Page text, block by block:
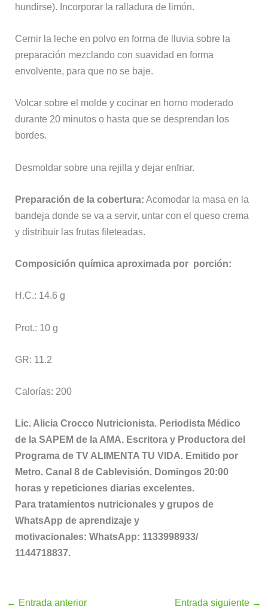
hundirse). Incorporar la ralladura de limón.
Cernir la leche en polvo en forma de lluvia sobre la
preparación mezclando con suavidad en forma
envolvente, para que no se baje.
Volcar sobre el molde y cocinar en horno moderado
durante 20 minutos o hasta que se desprendan los
bordes.
Desmoldar sobre una rejilla y dejar enfriar.
Preparación de la cobertura: Acomodar la masa en la
bandeja donde se va a servir, untar con el queso crema
y distribuir las frutas fileteadas.
Composición química aproximada por porción:
H.C.: 14.6 g
Prot.: 10 g
GR: 11.2
Calorías: 200
Lic. Alicia Crocco Nutricionista. Periodista Médico
de la SAPEM de la AMA. Escritora y Productora del
Programa de TV ALIMENTA TU VIDA. Emitido por
Metro. Canal 8 de Cablevisión. Domingos 20:00
horas y repeticiones diarias excelentes.
Para tratamientos nutricionales y grupos de
WhatsApp de aprendizaje y
motivacionales: WhatsApp: 1133998933/
1144718837.
← Entrada anterior Entrada siguiente →